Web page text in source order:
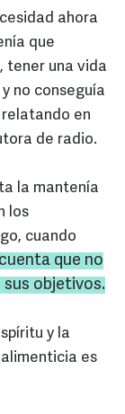
ahora
que
tener una vida
no conseguía
en
de radio.
la mantenía
los
cuando
que no
objetivos.
y la
es